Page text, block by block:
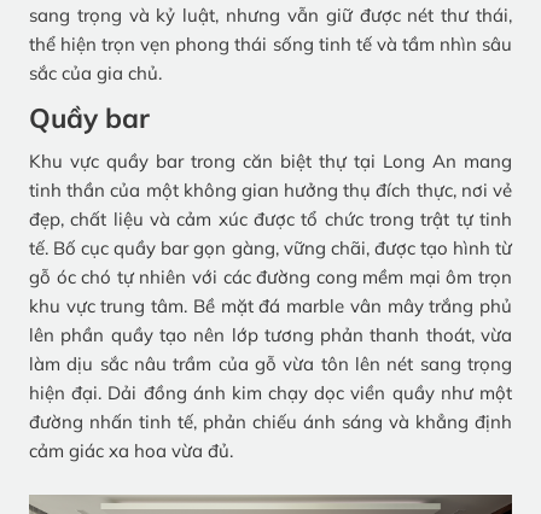
sang trọng và kỷ luật, nhưng vẫn giữ được nét thư thái,
thể hiện trọn vẹn phong thái sống tinh tế và tầm nhìn sâu
sắc của gia chủ.
Quầy bar
Khu vực quầy bar trong căn biệt thự tại Long An mang
tinh thần của một không gian hưởng thụ đích thực, nơi vẻ
đẹp, chất liệu và cảm xúc được tổ chức trong trật tự tinh
tế. Bố cục quầy bar gọn gàng, vững chãi, được tạo hình từ
gỗ óc chó tự nhiên với các đường cong mềm mại ôm trọn
khu vực trung tâm. Bề mặt đá marble vân mây trắng phủ
lên phần quầy tạo nên lớp tương phản thanh thoát, vừa
làm dịu sắc nâu trầm của gỗ vừa tôn lên nét sang trọng
hiện đại. Dải đồng ánh kim chạy dọc viền quầy như một
đường nhấn tinh tế, phản chiếu ánh sáng và khẳng định
cảm giác xa hoa vừa đủ.